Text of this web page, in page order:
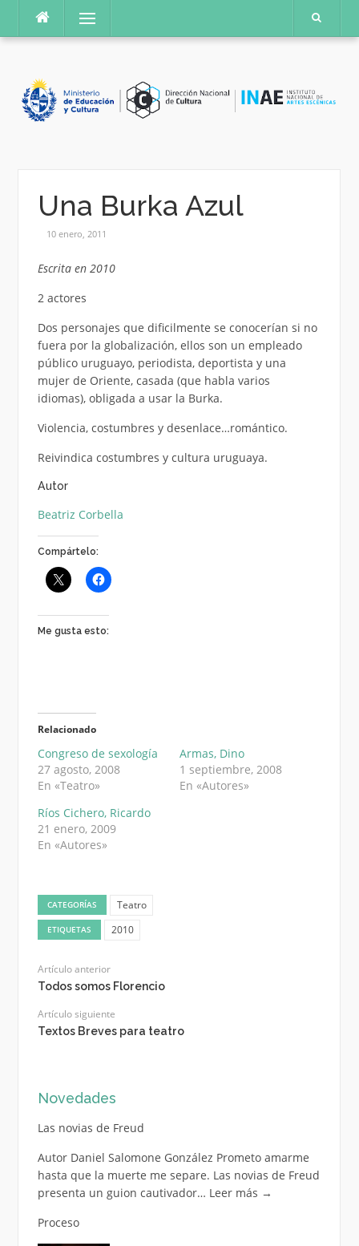
contenido
Menú
Una Burka Azul
10 enero, 2011
Escrita en 2010
2 actores
Dos personajes que dificilmente se conocerían si no
fuera por la globalización, ellos son un empleado
público uruguayo, periodista, deportista y una
mujer de Oriente, casada (que habla varios
idiomas), obligada a usar la Burka.
Violencia, costumbres y desenlace…romántico.
Reivindica costumbres y cultura uruguaya.
Autor
Beatriz Corbella
Compártelo:
Me gusta esto:
Relacionado
Congreso de sexología
27 agosto, 2008
En «Teatro»
Armas, Dino
1 septiembre, 2008
En «Autores»
Ríos Cichero, Ricardo
21 enero, 2009
En «Autores»
CATEGORÍAS Teatro
ETIQUETAS 2010
Artículo anterior
Todos somos Florencio
Artículo siguiente
Textos Breves para teatro
Novedades
Las novias de Freud
Autor Daniel Salomone González Prometo amarme
hasta que la muerte me separe. Las novias de Freud
presenta un guion cautivador… Leer más →
Proceso